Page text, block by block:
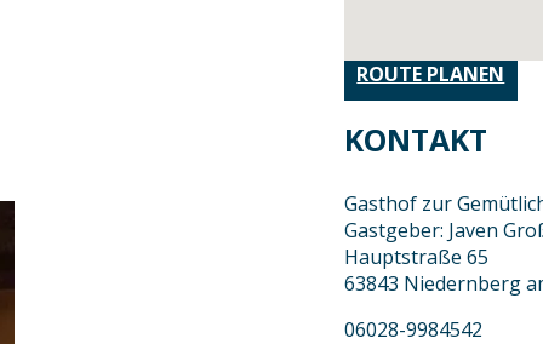
ROUTE PLANEN
KONTAKT
Gasthof zur
Gastgeber: Javen
Hauptstraße 65
63843 Niedernberg
06028-9984542